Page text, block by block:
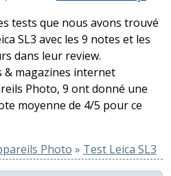
tests que nous avons trouvé
SL3 avec les 9 notes et les
dans leur review.
& magazines internet
Photo, 9 ont donné une
moyenne de 4/5 pour ce
Photo » Test Leica SL3